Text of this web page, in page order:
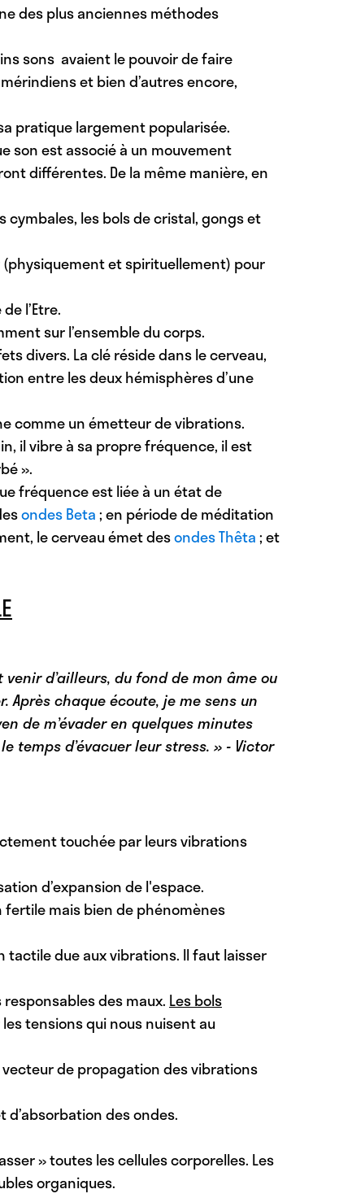
des plus anciennes méthodes
sons avaient le pouvoir de faire
et bien d’autres encore,
pratique largement popularisée.
son est associé à un mouvement
différentes. De la même manière, en
cymbales, les bols de cristal, gongs et
et spirituellement) pour
l’Etre.
sur l’ensemble du corps.
divers. La clé réside dans le cerveau,
entre les deux hémisphères d’une
comme un émetteur de vibrations.
il vibre à sa propre fréquence, il est
».
fréquence est liée à un état de
ondes Beta; en période de méditation
le cerveau émet desondes Thêta; et
d’ailleurs, du fond de mon âme ou
Après chaque écoute, je me sens un
de m’évader en quelques minutes
temps d’évacuer leur stress. » - Victor
touchée par leurs vibrations
d’expansion de l'espace.
fertile mais bien de phénomènes
tactile due aux vibrations. Il faut laisser
des maux. Les bols
tensions qui nous nuisent au
de propagation des vibrations
des ondes.
» toutes les cellules corporelles. Les
organiques.